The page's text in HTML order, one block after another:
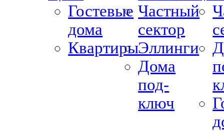
Гостевые
дома
Квартиры
Частный
сектор
Эллинги
Дома
под-
ключ